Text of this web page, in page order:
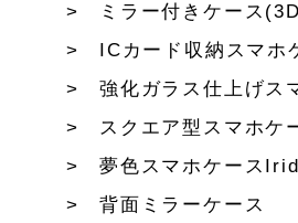
ミラー付きケース
ICカード収納スマホ
強化ガラス仕上げス
スクエア型スマホケ
夢色スマホケース
背面ミラーケース